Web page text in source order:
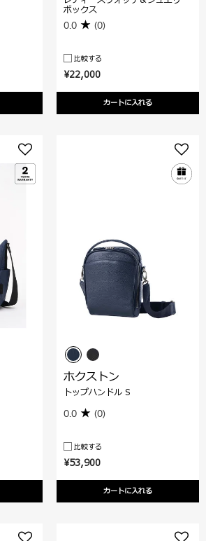
¥22,000
カートに入れる
ボックス
0.0 (0)
比較する
¥53,900
カートに入れる
ホクストン
トップハンドル S
0.0 (0)
比較する